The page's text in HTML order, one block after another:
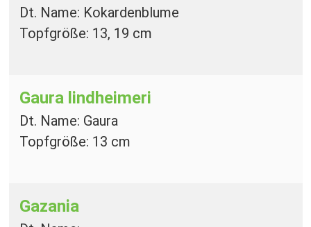
Dt. Name: Kokardenblume
Topfgröße: 13, 19 cm
Gaura lindheimeri
Dt. Name: Gaura
Topfgröße: 13 cm
Gazania